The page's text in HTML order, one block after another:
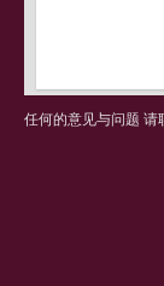
任何的意见与问题 请